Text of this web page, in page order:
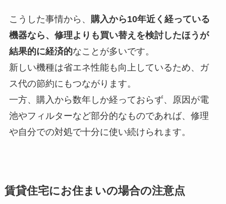
こうした事情から、 購入から10年近く経っている
機器なら、修理よりも買い替えを検討したほうが
結果的に経済的なことが多いです。
新しい機種は省エネ性能も向上しているため、ガ
ス代の節約にもつながります。
一方、購入から数年しか経っておらず、原因が電
池やフィルターなど部分的なものであれば、修理
や自分での対処で十分に使い続けられます。
賃貸住宅にお住まいの場合の注意点